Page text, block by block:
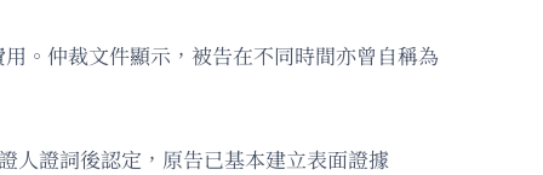
。仲裁文件顯示，被告在不同時間亦曾自稱為
人證詞後認定，原告已基本建立表面證據